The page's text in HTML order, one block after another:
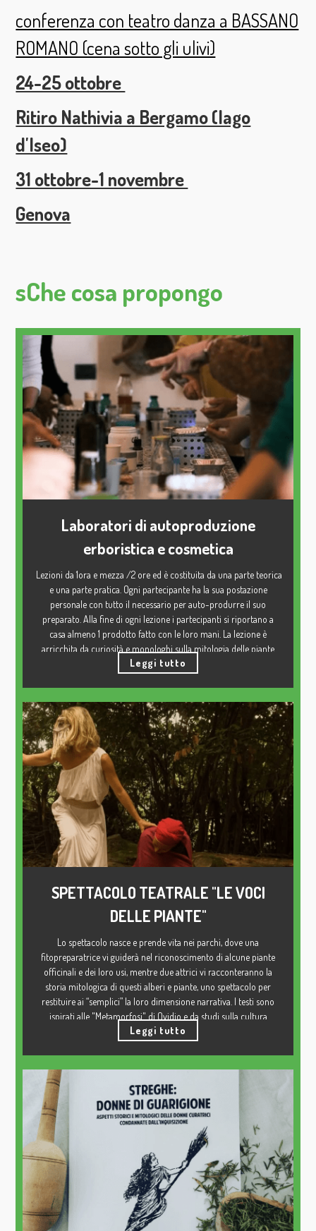
conferenza con teatro danza a BASSANO
ROMANO (cena sotto gli ulivi)
24-25 ottobre
Ritiro Nathivia a Bergamo (lago
d'Iseo)
31 ottobre-1 novembre
Genova
sChe cosa propongo
Laboratori di autoproduzione
erboristica e cosmetica
Lezioni da 1ora e mezza /2 ore ed è costituita da una parte teorica
e una parte pratica. Ogni partecipante ha la sua postazione
personale con tutto il necessario per auto-produrre il suo
preparato. Alla fine di ogni lezione i partecipanti si riportano a
casa almeno 1 prodotto fatto con le loro mani. La lezione è
arricchita da curiosità e monologhi sulla mitologia delle piante
officinali.
I prodotti che possiamo realizzare e riportare a casa: tinture
semplici, sciroppi, elisir, unguenti, saponi, deodoranti in crema o
spray, balsami per le labbra, melliti, creme viso e corpo,
dopobarba senza alcol, crema
fluida, siero viso e corpo, viks balsamici e vaporine per il
raffreddore, dentifricio, latte detergente, shampoo, bagnoschiuma,
balsamo per capelli, creme
anticellulite e per couperose.
(Il corso ei prodotti non sostituiscono le terapie mediche)
Leggi tutto
SPETTACOLO TEATRALE "LE VOCI
DELLE PIANTE"
Lo spettacolo nasce e prende vita nei parchi, dove una
fitopreparatrice vi guiderà nel riconoscimento di alcune piante
officinali e dei loro usi, mentre due attrici vi racconteranno la
storia mitologica di questi alberi e piante, uno spettacolo per
restituire ai “semplici” la loro dimensione narrativa. I testi sono
ispirati alle "Metamorfosi" di Ovidio e da studi sulla cultura
popolare.
Leggi tutto